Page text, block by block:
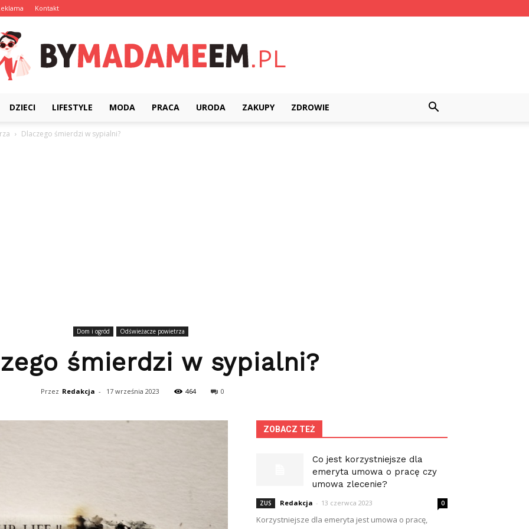
Kontakt
DZIECI LIFESTYLE MODA PRACA URODA ZAKUPY ZDROWIE
Dlaczego śmierdzi w sypialni?
Dom i ogród Odświeżacze powietrza
śmierdzi w sypialni?
Przez Redakcja - 17 września 2023 464 0
ZOBACZ TEŻ
Co jest korzystniejsze dla
emeryta umowa o pracę czy
umowa zlecenie?
ZUS Redakcja - 13 czerwca 2023 0
Korzystniejsze dla emeryta jest umowa o pracę,